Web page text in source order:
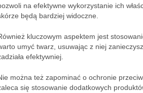
na efektywne wykorzystanie ich
będą bardziej widoczne.
kluczowym aspektem jest
umyć twarz, usuwając z niej
efektywniej.
można też zapominać o ochronie
się stosowanie dodatkowych